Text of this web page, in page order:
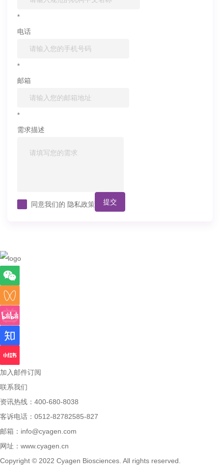
*
电话
*
邮箱
*
需求描述
同意我们的 隐私政策 提交
加入邮件订阅
联系我们
资讯热线：400-680-8038
客诉电话：0512-82782585-827
邮箱： info@cyagen.com
网址： www.cyagen.cn
Copyright © 2022 Cyagen Biosciences. All rights reserved.